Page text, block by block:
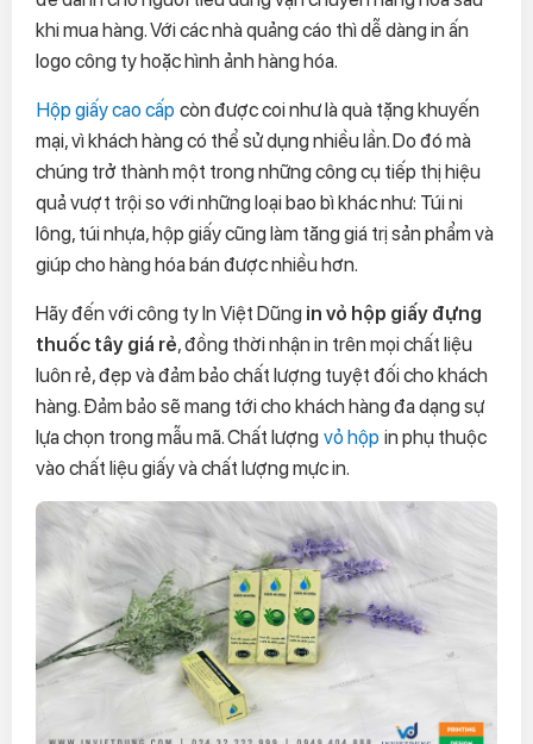
khi mua hàng. Với các nhà quảng cáo thì dễ dàng in ấn
logo công ty hoặc hình ảnh hàng hóa.
Hộp giấy cao cấp còn được coi như là quà tặng khuyến
mại, vì khách hàng có thể sử dụng nhiều lần. Do đó mà
chúng trở thành một trong những công cụ tiếp thị hiệu
quả vượt trội so với những loại bao bì khác như: Túi ni
lông, túi nhựa, hộp giấy cũng làm tăng giá trị sản phẩm và
giúp cho hàng hóa bán được nhiều hơn.
Hãy đến với công ty In Việt Dũng in vỏ hộp giấy đựng
thuốc tây giá rẻ, đồng thời nhận in trên mọi chất liệu
luôn rẻ, đẹp và đảm bảo chất lượng tuyệt đối cho khách
hàng. Đảm bảo sẽ mang tới cho khách hàng đa dạng sự
lựa chọn trong mẫu mã. Chất lượng vỏ hộp in phụ thuộc
vào chất liệu giấy và chất lượng mực in.